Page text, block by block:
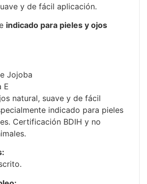
y de fácil aplicación.
indicado para pieles y ojos
Jojoba
E
natural, suave y de fácil
indicado para pieles
Certificación BDIH y no